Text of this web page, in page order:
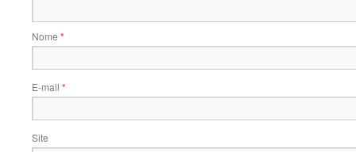
Nome *
E-mail *
Site